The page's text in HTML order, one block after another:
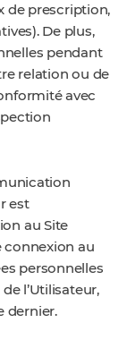
de prescription,
De plus,
pendant
relation ou de
avec
est
au Site
connexion au
personnelles
l’Utilisateur,
dernier.